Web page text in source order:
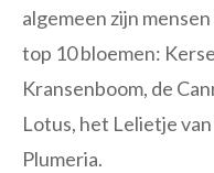
algemeen zijn
top 10 bloemen:
Kransenboom, de
Lotus, het Lelietje
Plumeria.